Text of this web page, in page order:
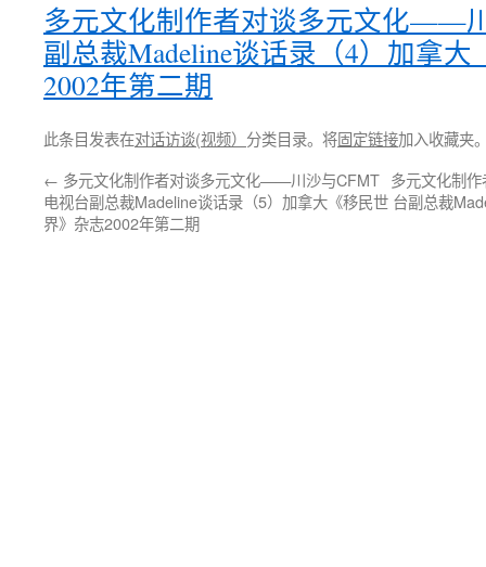
多元文化制作者对谈多元文化——
副总裁Madeline谈话录（4）加拿
2002年第二期
此条目发表在对话访谈(视频） 分类目录。将固定链接加入收藏夹
← 多元文化制作者对谈多元文化——川沙与CFMT
电视台副总裁Madeline谈话录（5）加拿大《移民世
界》杂志2002年第二期
多元文化制
台副总裁